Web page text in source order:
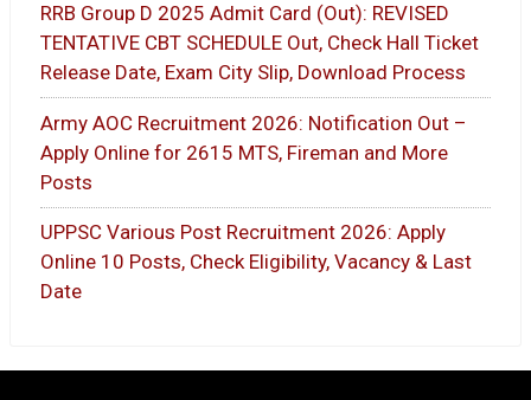
RRB Group D 2025 Admit Card (Out): REVISED
TENTATIVE CBT SCHEDULE Out, Check Hall Ticket
Release Date, Exam City Slip, Download Process
Army AOC Recruitment 2026: Notification Out –
Apply Online for 2615 MTS, Fireman and More
Posts
UPPSC Various Post Recruitment 2026: Apply
Online 10 Posts, Check Eligibility, Vacancy & Last
Date